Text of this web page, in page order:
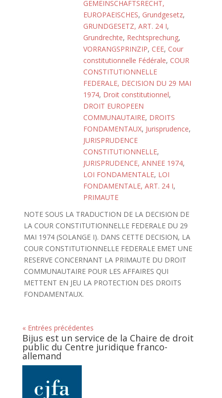
GEMEINSCHAFTSRECHT,
EUROPAEISCHES, Grundgesetz,
GRUNDGESETZ, ART. 24 I,
Grundrechte, Rechtsprechung,
VORRANGSPRINZIP, CEE, Cour
constitutionnelle Fédérale, COUR
CONSTITUTIONNELLE
FEDERALE, DECISION DU 29 MAI
1974, Droit constitutionnel,
DROIT EUROPEEN
COMMUNAUTAIRE, DROITS
FONDAMENTAUX, Jurisprudence,
JURISPRUDENCE
CONSTITUTIONNELLE,
JURISPRUDENCE, ANNEE 1974,
LOI FONDAMENTALE, LOI
FONDAMENTALE, ART. 24 I,
PRIMAUTE
NOTE SOUS LA TRADUCTION DE LA DECISION DE
LA COUR CONSTITUTIONNELLE FEDERALE DU 29
MAI 1974 (SOLANGE I). DANS CETTE DECISION, LA
COUR CONSTITUTIONNELLE FEDERALE EMET UNE
RESERVE CONCERNANT LA PRIMAUTE DU DROIT
COMMUNAUTAIRE POUR LES AFFAIRES QUI
METTENT EN JEU LA PROTECTION DES DROITS
FONDAMENTAUX.
« Entrées précédentes
Bijus est un service de la Chaire de droit
public du Centre juridique franco-
allemand